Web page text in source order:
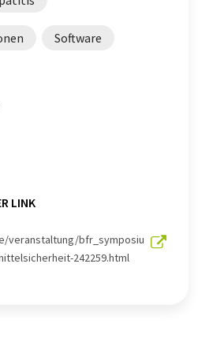
Software
LINK
veranstaltung/bfr_symposiu
242259.html